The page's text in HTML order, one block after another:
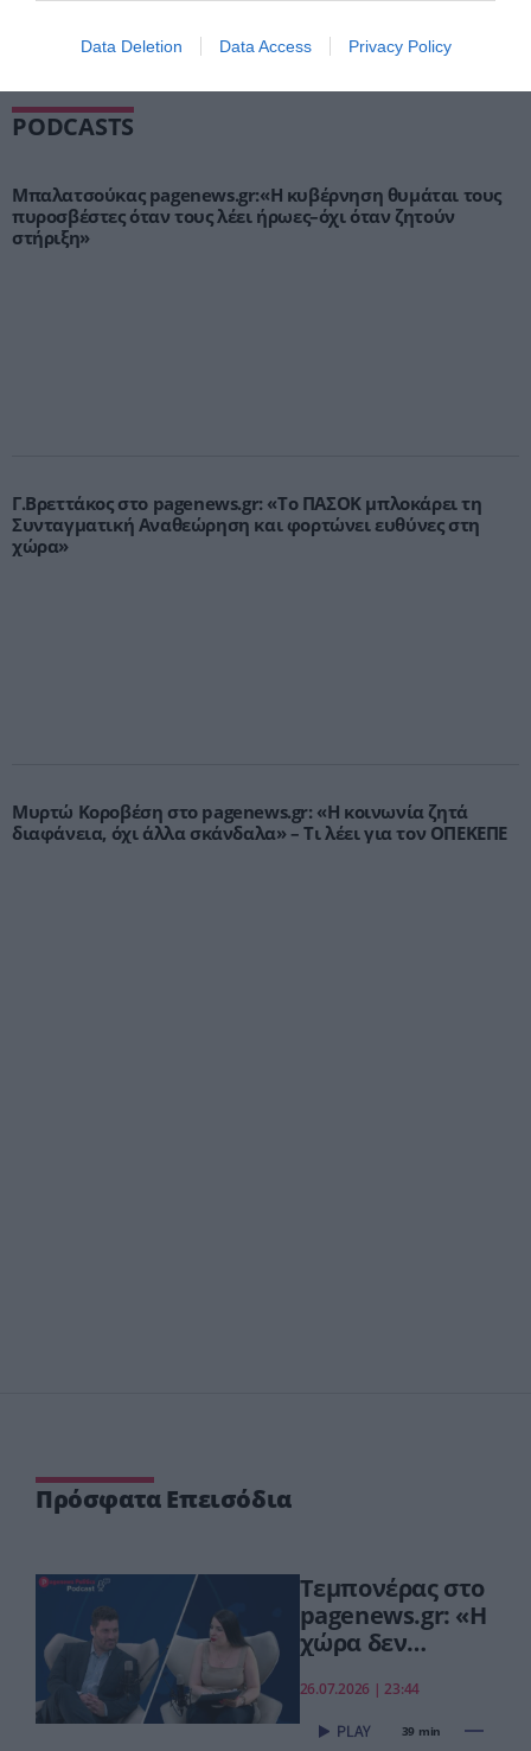
Data Deletion Data Access Privacy Policy
PODCASTS
Μπαλατσούκας pagenews.gr:«Η κυβέρνηση θυμάται τους
πυροσβέστες όταν τους λέει ήρωες–όχι όταν ζητούν
στήριξη»
Γ.Βρεττάκος στο pagenews.gr: «Το ΠΑΣΟΚ μπλοκάρει τη
Συνταγματική Αναθεώρηση και φορτώνει ευθύνες στη
χώρα»
Μυρτώ Κοροβέση στο pagenews.gr: «Η κοινωνία ζητά
διαφάνεια, όχι άλλα σκάνδαλα» – Τι λέει για τον ΟΠΕΚΕΠΕ
Πρόσφατα Επεισόδια
Τεμπονέρας στο
pagenews.gr: «Η
χώρα δεν
χαμένη
επταετία»–Τι
26.07.2026 | 23:44
39 min